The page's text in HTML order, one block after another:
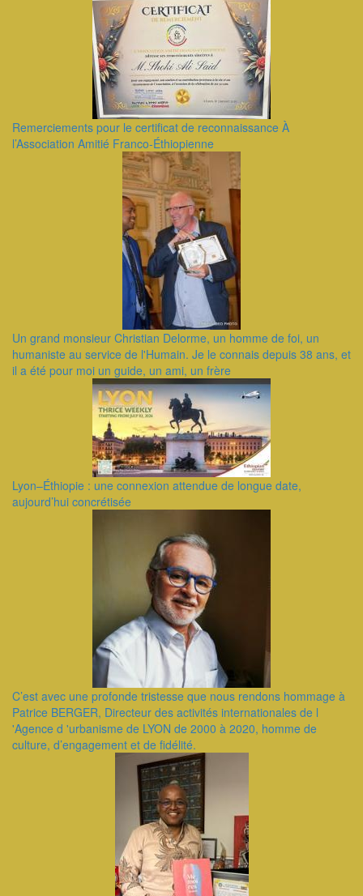
Remerciements pour le certificat de reconnaissance À
l’Association Amitié Franco-Éthiopienne
Un grand monsieur Christian Delorme, un homme de foi, un
humaniste au service de l'Humain. Je le connais depuis 38 ans, et
il a été pour moi un guide, un ami, un frère
Lyon–Éthiopie : une connexion attendue de longue date,
aujourd’hui concrétisée
C’est avec une profonde tristesse que nous rendons hommage à
Patrice BERGER, Directeur des activités internationales de l
'Agence d 'urbanisme de LYON de 2000 à 2020, homme de
culture, d’engagement et de fidélité.